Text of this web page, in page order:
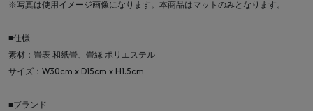
※写真は使用イメージ画像になります。本商品はマットのみとなります。
■仕様
素材：畳表 和紙畳、畳縁 ポリエステル
サイズ：W30cm x D15cm x H1.5cm
■ブランド